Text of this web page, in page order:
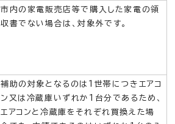
市内の家電販売店等で購入した家電の領
収書でない場合は、対象外です。
補助の対象となるのは1世帯につきエアコ
ン又は冷蔵庫いずれか1台分であるため、
エアコンと冷蔵庫をそれぞれ買換えた場